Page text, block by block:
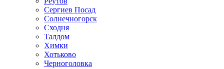
Сергиев Посад
Солнечногорск
Сходня
Талдом
Химки
Хотьково
Черноголовка